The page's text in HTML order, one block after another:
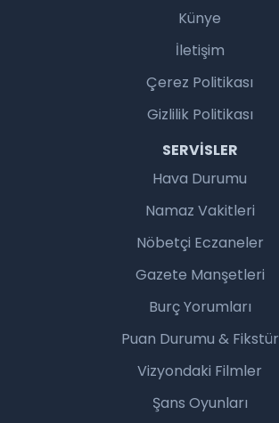
Künye
İletişim
Çerez Politikası
Gizlilik Politikası
SERVISLER
Hava Durumu
Namaz Vakitleri
Nöbetçi Eczaneler
Gazete Manşetleri
Burç Yorumları
Puan Durumu & Fikstür
Vizyondaki Filmler
Şans Oyunları